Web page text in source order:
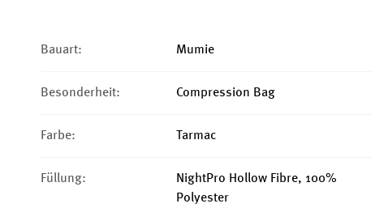
Bauart: Mumie
Besonderheit: Compression Bag
Farbe: Tarmac
Füllung:
NightPro Hollow Fibre, 100%
Polyester